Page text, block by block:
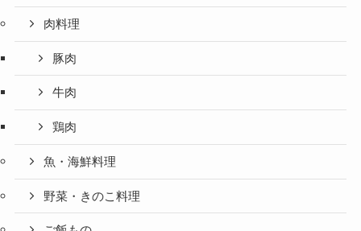
肉料理
豚肉
牛肉
鶏肉
魚・海鮮料理
野菜・きのこ料理